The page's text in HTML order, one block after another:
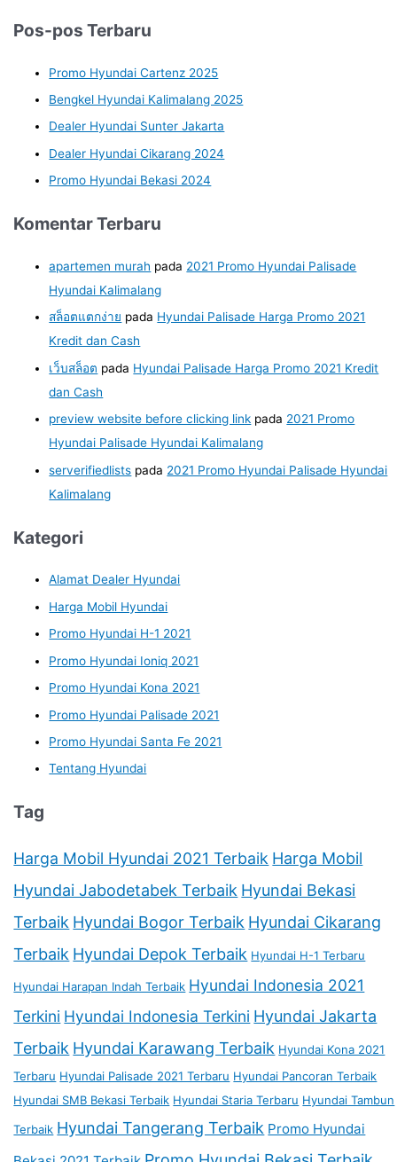
Pos-pos Terbaru
Promo Hyundai Cartenz 2025
Bengkel Hyundai Kalimalang 2025
Dealer Hyundai Sunter Jakarta
Dealer Hyundai Cikarang 2024
Promo Hyundai Bekasi 2024
Komentar Terbaru
apartemen murah pada 2021 Promo Hyundai Palisade
Hyundai Kalimalang
สล็อตแตกง่าย pada Hyundai Palisade Harga Promo 2021
Kredit dan Cash
เว็บสล็อต pada Hyundai Palisade Harga Promo 2021 Kredit
dan Cash
preview website before clicking link pada 2021 Promo
Hyundai Palisade Hyundai Kalimalang
serverifiedlists pada 2021 Promo Hyundai Palisade Hyundai
Kalimalang
Kategori
Alamat Dealer Hyundai
Harga Mobil Hyundai
Promo Hyundai H-1 2021
Promo Hyundai Ioniq 2021
Promo Hyundai Kona 2021
Promo Hyundai Palisade 2021
Promo Hyundai Santa Fe 2021
Tentang Hyundai
Tag
Harga Mobil Hyundai 2021 Terbaik Harga Mobil
Hyundai Jabodetabek Terbaik Hyundai Bekasi
Terbaik Hyundai Bogor Terbaik Hyundai Cikarang
Terbaik Hyundai Depok Terbaik Hyundai H-1 Terbaru
Hyundai Harapan Indah Terbaik Hyundai Indonesia 2021
Terkini Hyundai Indonesia Terkini Hyundai Jakarta
Terbaik Hyundai Karawang Terbaik Hyundai Kona 2021
Terbaru Hyundai Palisade 2021 Terbaru Hyundai Pancoran Terbaik
Hyundai SMB Bekasi Terbaik Hyundai Staria Terbaru Hyundai Tambun
Terbaik Hyundai Tangerang Terbaik Promo Hyundai